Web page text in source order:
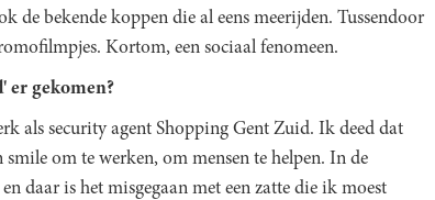
de bekende koppen die al eens meerijden. Tussendoor
Kortom, een sociaal fenomeen.
er gekomen?
als security agent Shopping Gent Zuid. Ik deed dat
om te werken, om mensen te helpen. In de
daar is het misgegaan met een zatte die ik moest